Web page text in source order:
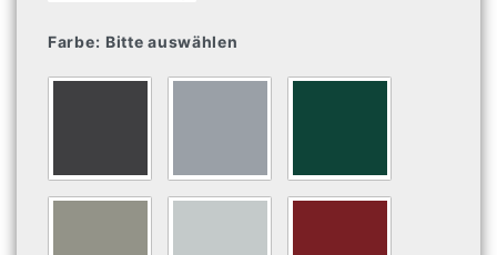
Farbe: Bitte auswählen